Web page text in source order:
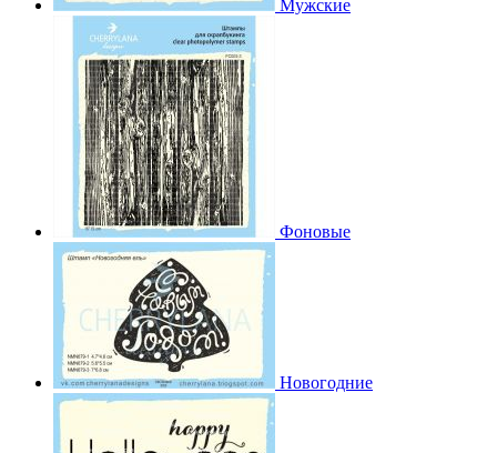
Мужские
Фоновые
Новогодние